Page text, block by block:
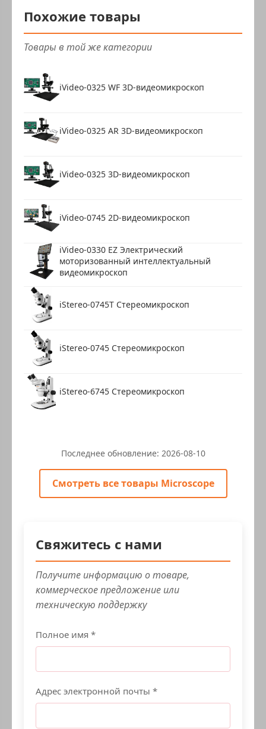
Похожие товары
Товары в той же категории
iVideo-0325 WF 3D-видеомикроскоп
iVideo-0325 AR 3D-видеомикроскоп
iVideo-0325 3D-видеомикроскоп
iVideo-0745 2D-видеомикроскоп
iVideo-0330 EZ Электрический
моторизованный интеллектуальный
видеомикроскоп
iStereo-0745T Стереомикроскоп
iStereo-0745 Стереомикроскоп
iStereo-6745 Стереомикроскоп
Последнее обновление: 2026-08-10
Смотреть все товары Microscope
Свяжитесь с нами
Получите информацию о товаре,
коммерческое предложение или
техническую поддержку
Полное имя *
Адрес электронной почты *